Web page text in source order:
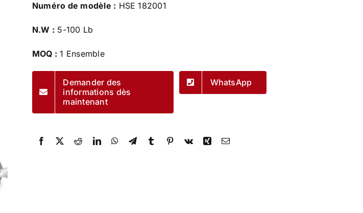
Numéro de modèle : HSE 182001
N.W : 5-100 Lb
MOQ : 1 Ensemble
Demander des
informations dès
maintenant
WhatsApp